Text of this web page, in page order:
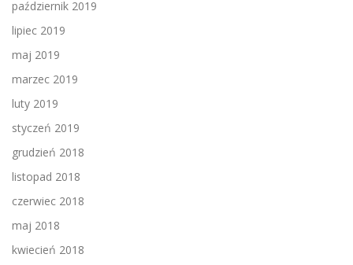
październik 2019
lipiec 2019
maj 2019
marzec 2019
luty 2019
styczeń 2019
grudzień 2018
listopad 2018
czerwiec 2018
maj 2018
kwiecień 2018